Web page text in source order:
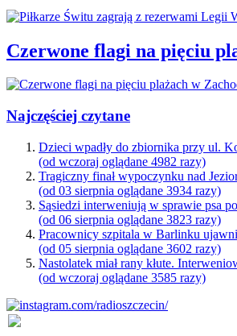
Czerwone flagi na pięciu
Najczęściej czytane
Dzieci wpadły do zbiornika przy ul.
(od wczoraj oglądane 4982 razy)
Tragiczny finał wypoczynku nad
(od 03 sierpnia oglądane 3934 razy)
Sąsiedzi interweniują w sprawie psa
(od 06 sierpnia oglądane 3823 razy)
Pracownicy szpitala w Barlinku
(od 05 sierpnia oglądane 3602 razy)
Nastolatek miał rany kłute.
(od wczoraj oglądane 3585 razy)